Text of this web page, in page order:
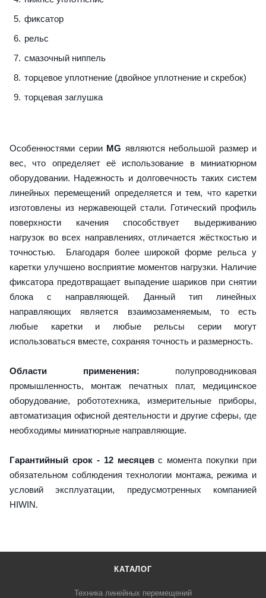
фиксатор
рельс
смазочный ниппель
торцевое уплотнение (двойное уплотнение и скребок)
торцевая заглушка
Особенностями серии MG являются небольшой размер и
вес, что определяет её использование в миниатюрном
оборудовании. Надежность и долговечность таких систем
линейных перемещений определяется и тем, что каретки
изготовлены из нержавеющей стали. Готический профиль
поверхности качения способствует выдерживанию
нагрузок во всех направлениях, отличается жёсткостью и
точностью. Благодаря более широкой форме рельса у
каретки улучшено восприятие моментов нагрузки. Наличие
фиксатора предотвращает выпадение шариков при снятии
блока с направляющей. Данный тип линейных
направляющих является взаимозаменяемым, то есть
любые каретки и любые рельсы серии могут
использоваться вместе, сохраняя точность и размерность.
Области применения: полупроводниковая
промышленность, монтаж печатных плат, медицинское
оборудование, робототехника, измерительные приборы,
автоматизация офисной деятельности и другие сферы, где
необходимы миниатюрные направляющие.
Гарантийный срок - 12 месяцевс момента покупки при
обязательном соблюдения технологии монтажа, режима и
условий эксплуатации, предусмотренных компанией
HIWIN.
КАТАЛОГ
Техника линейных перемещений